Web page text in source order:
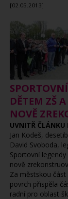
[02.05.2013]
DĚTEM ZŠ
NOVĚ
UVNITŘ ČLÁNKU
Jan Kodeš,
David Svoboda,
Sportovní
nově
Za městskou
povrch přispěla
radní pro oblast